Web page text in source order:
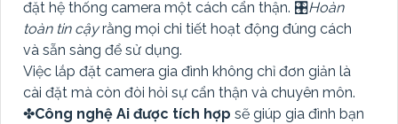
đặt hệ thống camera một cách cẩn thận. 🎛Hoàn
toàn tin cậyrằng mọi chi tiết hoạt động đúng cách
và sẵn sàng để sử dụng.
Việc lắp đặt camera gia đình không chỉ đơn giản là
cài đặt mà còn đòi hỏi sự cẩn thận và chuyên môn.
✤Công nghệ Ai được tích hợp sẽ giúp gia đình bạn